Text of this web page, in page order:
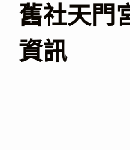
舊社天門
資訊